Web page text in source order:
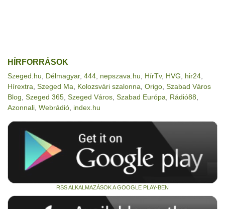
HÍRFORRÁSOK
Szeged.hu Délmagyar, 444 nepszava.hu HírTv, HVG hir24
Hírextra Szeged Ma Kolozsvári szalonna Origo Szabad Város
Blog Szeged 365 Szeged Város Szabad Európa Rádió88
Azonnali Webrádió index.hu
RSS ALKALMAZÁSOK A GOOGLE PLAY-BEN